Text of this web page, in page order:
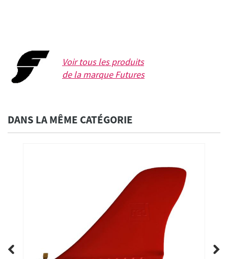
Voir tous les produits
de la marqueFutures
DANS LA MÊME CATÉGORIE